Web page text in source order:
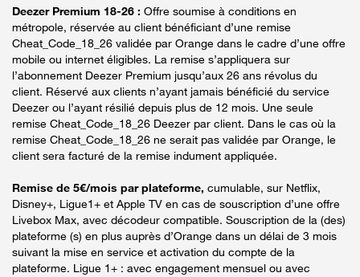
Deezer Premium 18-26 : Offre soumise à conditions en
métropole, réservée au client bénéficiant d’une remise
Cheat_Code_18_26 validée par Orange dans le cadre d’une offre
mobile ou internet éligibles. La remise s’appliquera sur
l’abonnement Deezer Premium jusqu’aux 26 ans révolus du
client. Réservé aux clients n’ayant jamais bénéficié du service
Deezer ou l’ayant résilié depuis plus de 12 mois. Une seule
remise Cheat_Code_18_26 Deezer par client. Dans le cas où la
remise Cheat_Code_18_26 ne serait pas validée par Orange, le
client sera facturé de la remise indument appliquée.
Remise de 5€/mois par plateforme, cumulable, sur Netflix,
Disney+, Ligue1+ et Apple TV en cas de souscription d’une offre
Livebox Max, avec décodeur compatible. Souscription de la (des)
plateforme (s) en plus auprès d’Orange dans un délai de 3 mois
suivant la mise en service et activation du compte de la
plateforme. Ligue 1+ : avec engagement mensuel ou avec